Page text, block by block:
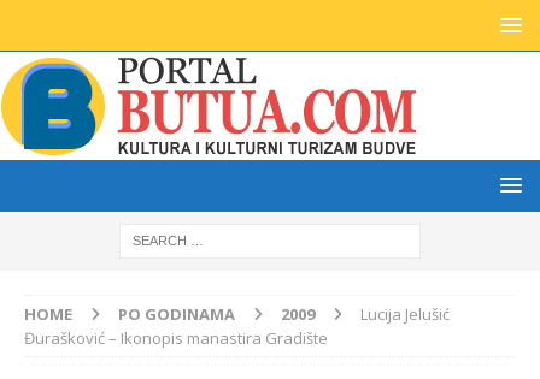
HOME PO GODINAMA 2009
Lucija Jelušić
Đurašković – Ikonopis manastira Gradište